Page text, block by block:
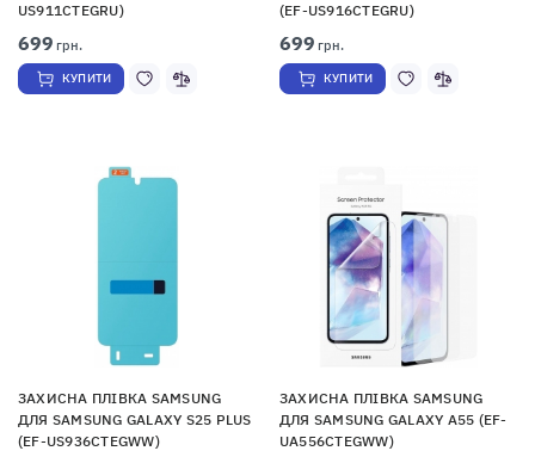
US911CTEGRU)
699 грн.
КУПИТИ
(EF-US916CTEGRU)
699 грн.
КУПИТИ
ЗАХИСНА ПЛІВКА SAMSUNG
ДЛЯ SAMSUNG GALAXY S25 PLUS
(EF-US936CTEGWW)
ЗАХИСНА ПЛІВКА SAMSUNG
ДЛЯ SAMSUNG GALAXY A55 (EF-
UA556CTEGWW)